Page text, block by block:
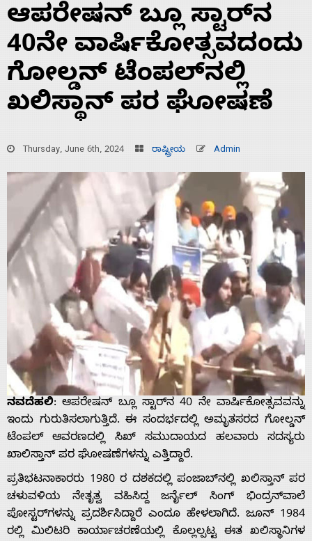
ಆಪರೇಷನ್ ಬ್ಲೂ ಸ್ಟಾರ್‌ನ
40ನೇ ವಾರ್ಷಿಕೋತ್ಸವದಂದು
ಗೋಲ್ಡನ್‌ ಟೆಂಪಲ್‌ನಲ್ಲಿ
ಖಲಿಸ್ಥಾನ್‌ ಪರ ಘೋಷಣೆ
Thursday, June 6th, 2024 ರಾಷ್ಟ್ರೀಯ Admin
ನವದೆಹಲಿ: ಆಪರೇಷನ್ ಬ್ಲೂ ಸ್ಟಾರ್‌ನ 40 ನೇ ವಾರ್ಷಿಕೋತ್ಸವವನ್ನು
ಇಂದು ಗುರುತಿಸಲಾಗುತ್ತಿದೆ. ಈ ಸಂದರ್ಭದಲ್ಲಿ ಅಮೃತಸರದ ಗೋಲ್ಡನ್
ಟೆಂಪಲ್ ಆವರಣದಲ್ಲಿ ಸಿಖ್ ಸಮುದಾಯದ ಹಲವಾರು ಸದಸ್ಯರು
ಖಾಲಿಸ್ತಾನ್ ಪರ ಘೋಷಣೆಗಳನ್ನು ಎತ್ತಿದ್ದಾರೆ.
ಪ್ರತಿಭಟನಾಕಾರರು 1980 ರ ದಶಕದಲ್ಲಿ ಪಂಜಾಬ್‌ನಲ್ಲಿ ಖಲಿಸ್ತಾನ್ ಪರ
ಚಳುವಳಿಯ ನೇತೃತ್ವ ವಹಿಸಿದ್ದ ಜರ್ನೈಲ್ ಸಿಂಗ್ ಭಿಂದ್ರನ್‌ವಾಲೆ
ಪೋಸ್ಟರ್‌ಗಳನ್ನು ಪ್ರದರ್ಶಿಸಿದ್ದಾರೆ ಎಂದೂ ಹೇಳಲಾಗಿದೆ. ಜೂನ್ 1984
ರಲ್ಲಿ ಮಿಲಿಟರಿ ಕಾರ್ಯಾಚರಣೆಯಲ್ಲಿ ಕೊಲ್ಲಲ್ಪಟ್ಟ ಈತ ಖಲಿಸ್ಥಾನಿಗಳ